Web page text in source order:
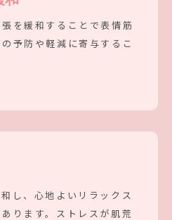
を緩和することで表情筋
予防や軽減に寄与するこ
し、心地よいリラックス
ります。ストレスが肌荒